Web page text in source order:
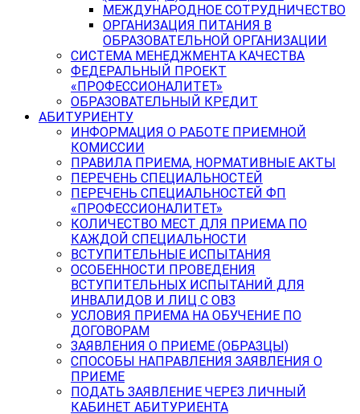
МЕЖДУНАРОДНОЕ СОТРУДНИЧЕСТВО
ОРГАНИЗАЦИЯ ПИТАНИЯ В
ОБРАЗОВАТЕЛЬНОЙ ОРГАНИЗАЦИИ
СИСТЕМА МЕНЕДЖМЕНТА КАЧЕСТВА
ФЕДЕРАЛЬНЫЙ ПРОЕКТ
«ПРОФЕССИОНАЛИТЕТ»
ОБРАЗОВАТЕЛЬНЫЙ КРЕДИТ
АБИТУРИЕНТУ
ИНФОРМАЦИЯ О РАБОТЕ ПРИЕМНОЙ
КОМИССИИ
ПРАВИЛА ПРИЕМА, НОРМАТИВНЫЕ АКТЫ
ПЕРЕЧЕНЬ СПЕЦИАЛЬНОСТЕЙ
ПЕРЕЧЕНЬ СПЕЦИАЛЬНОСТЕЙ ФП
«ПРОФЕССИОНАЛИТЕТ»
КОЛИЧЕСТВО МЕСТ ДЛЯ ПРИЕМА ПО
КАЖДОЙ СПЕЦИАЛЬНОСТИ
ВСТУПИТЕЛЬНЫЕ ИСПЫТАНИЯ
ОСОБЕННОСТИ ПРОВЕДЕНИЯ
ВСТУПИТЕЛЬНЫХ ИСПЫТАНИЙ ДЛЯ
ИНВАЛИДОВ И ЛИЦ С ОВЗ
УСЛОВИЯ ПРИЕМА НА ОБУЧЕНИЕ ПО
ДОГОВОРАМ
ЗАЯВЛЕНИЯ О ПРИЕМЕ (ОБРАЗЦЫ)
СПОСОБЫ НАПРАВЛЕНИЯ ЗАЯВЛЕНИЯ О
ПРИЕМЕ
ПОДАТЬ ЗАЯВЛЕНИЕ ЧЕРЕЗ ЛИЧНЫЙ
КАБИНЕТ АБИТУРИЕНТА